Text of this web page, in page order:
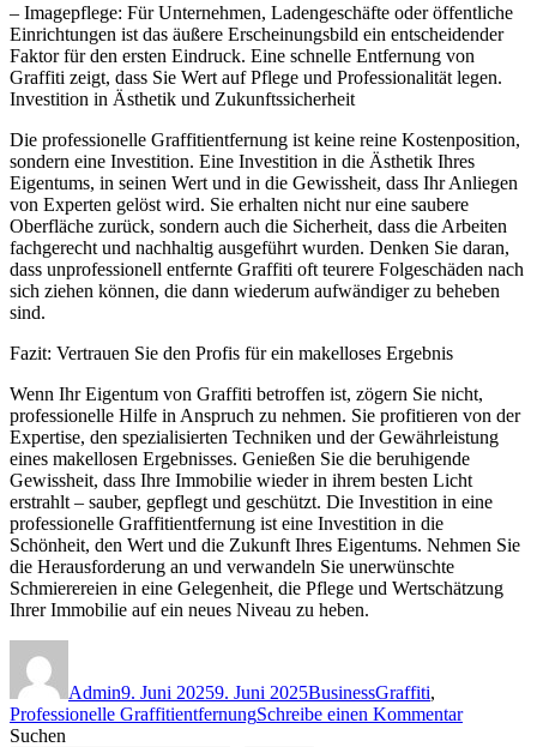
– Imagepflege: Für Unternehmen, Ladengeschäfte oder öffentliche
Einrichtungen ist das äußere Erscheinungsbild ein entscheidender
Faktor für den ersten Eindruck. Eine schnelle Entfernung von
Graffiti zeigt, dass Sie Wert auf Pflege und Professionalität legen.
Investition in Ästhetik und Zukunftssicherheit
Die professionelle Graffitientfernung ist keine reine Kostenposition,
sondern eine Investition. Eine Investition in die Ästhetik Ihres
Eigentums, in seinen Wert und in die Gewissheit, dass Ihr Anliegen
von Experten gelöst wird. Sie erhalten nicht nur eine saubere
Oberfläche zurück, sondern auch die Sicherheit, dass die Arbeiten
fachgerecht und nachhaltig ausgeführt wurden. Denken Sie daran,
dass unprofessionell entfernte Graffiti oft teurere Folgeschäden nach
sich ziehen können, die dann wiederum aufwändiger zu beheben
sind.
Fazit: Vertrauen Sie den Profis für ein makelloses Ergebnis
Wenn Ihr Eigentum von Graffiti betroffen ist, zögern Sie nicht,
professionelle Hilfe in Anspruch zu nehmen. Sie profitieren von der
Expertise, den spezialisierten Techniken und der Gewährleistung
eines makellosen Ergebnisses. Genießen Sie die beruhigende
Gewissheit, dass Ihre Immobilie wieder in ihrem besten Licht
erstrahlt – sauber, gepflegt und geschützt. Die Investition in eine
professionelle Graffitientfernung ist eine Investition in die
Schönheit, den Wert und die Zukunft Ihres Eigentums. Nehmen Sie
die Herausforderung an und verwandeln Sie unerwünschte
Schmierereien in eine Gelegenheit, die Pflege und Wertschätzung
Ihrer Immobilie auf ein neues Niveau zu heben.
Admin9. Juni 20259. Juni 2025BusinessGraffiti,
Professionelle GraffitientfernungSchreibe einen Kommentarzu
Suchen